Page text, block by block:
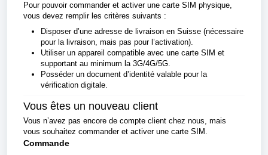
Pour pouvoir commander et activer une carte SIM physique,
vous devez remplir les critères suivants :
Disposer d’une adresse de livraison en Suisse (nécessaire
pour la livraison, mais pas pour l’activation).
Utiliser un appareil compatible avec une carte SIM et
supportant au minimum la 3G/4G/5G.
Posséder un document d’identité valable pour la
vérification digitale.
Vous êtes un nouveau client
Vous n’avez pas encore de compte client chez nous, mais
vous souhaitez commander et activer une carte SIM.
Commande